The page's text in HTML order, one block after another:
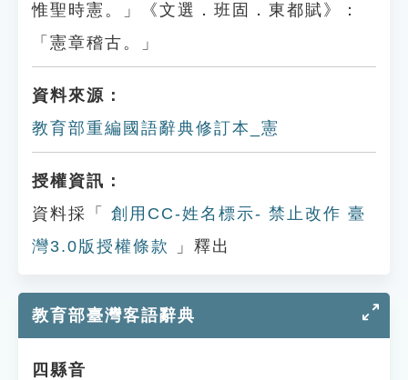
惟聖時憲。」《文選．班固．東都賦》：
「憲章稽古。」
資料來源：
教育部重編國語辭典修訂本_憲
授權資訊：
資料採「
創用CC-姓名標示- 禁止改作 臺
灣3.0版授權條款
」釋出
教育部臺灣客語辭典
四縣音